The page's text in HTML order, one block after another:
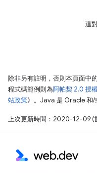
這
除非另有註明，否則本頁面中
程式碼範例則為阿帕契 2.0 授
站政策》。Java 是 Oracle 和/
上次更新時間：2020-12-09 (